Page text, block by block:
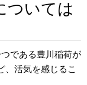
ついては
である豊川稲荷が
、活気を感じるこ